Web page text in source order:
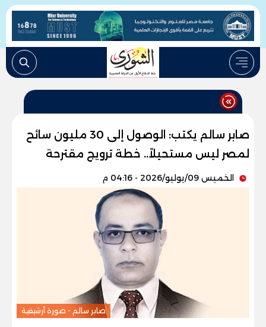
صابر سالم يكتب: الوصول إلى 30 مليون سائح
لمصر ليس مستحيلاً.. خطة ترويج مقترحة
الخميس 09/يوليو/2026 - 04:16 م
صابر سالم - صورة أرشيفية